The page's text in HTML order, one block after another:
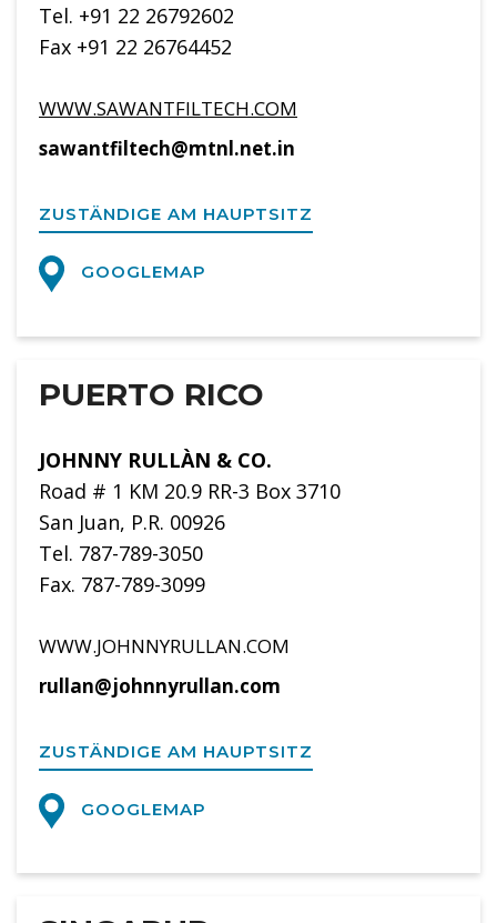
Tel. +91 22 26792602
Fax +91 22 26764452
WWW.SAWANTFILTECH.COM
sawantfiltech@mtnl.net.in
ZUSTÄNDIGE AM HAUPTSITZ
GOOGLEMAP
PUERTO RICO
JOHNNY RULLÀN & CO.
Road # 1 KM 20.9 RR-3 Box 3710
San Juan, P.R. 00926
Tel. 787-789-3050
Fax. 787-789-3099
WWW.JOHNNYRULLAN.COM
rullan@johnnyrullan.com
ZUSTÄNDIGE AM HAUPTSITZ
GOOGLEMAP